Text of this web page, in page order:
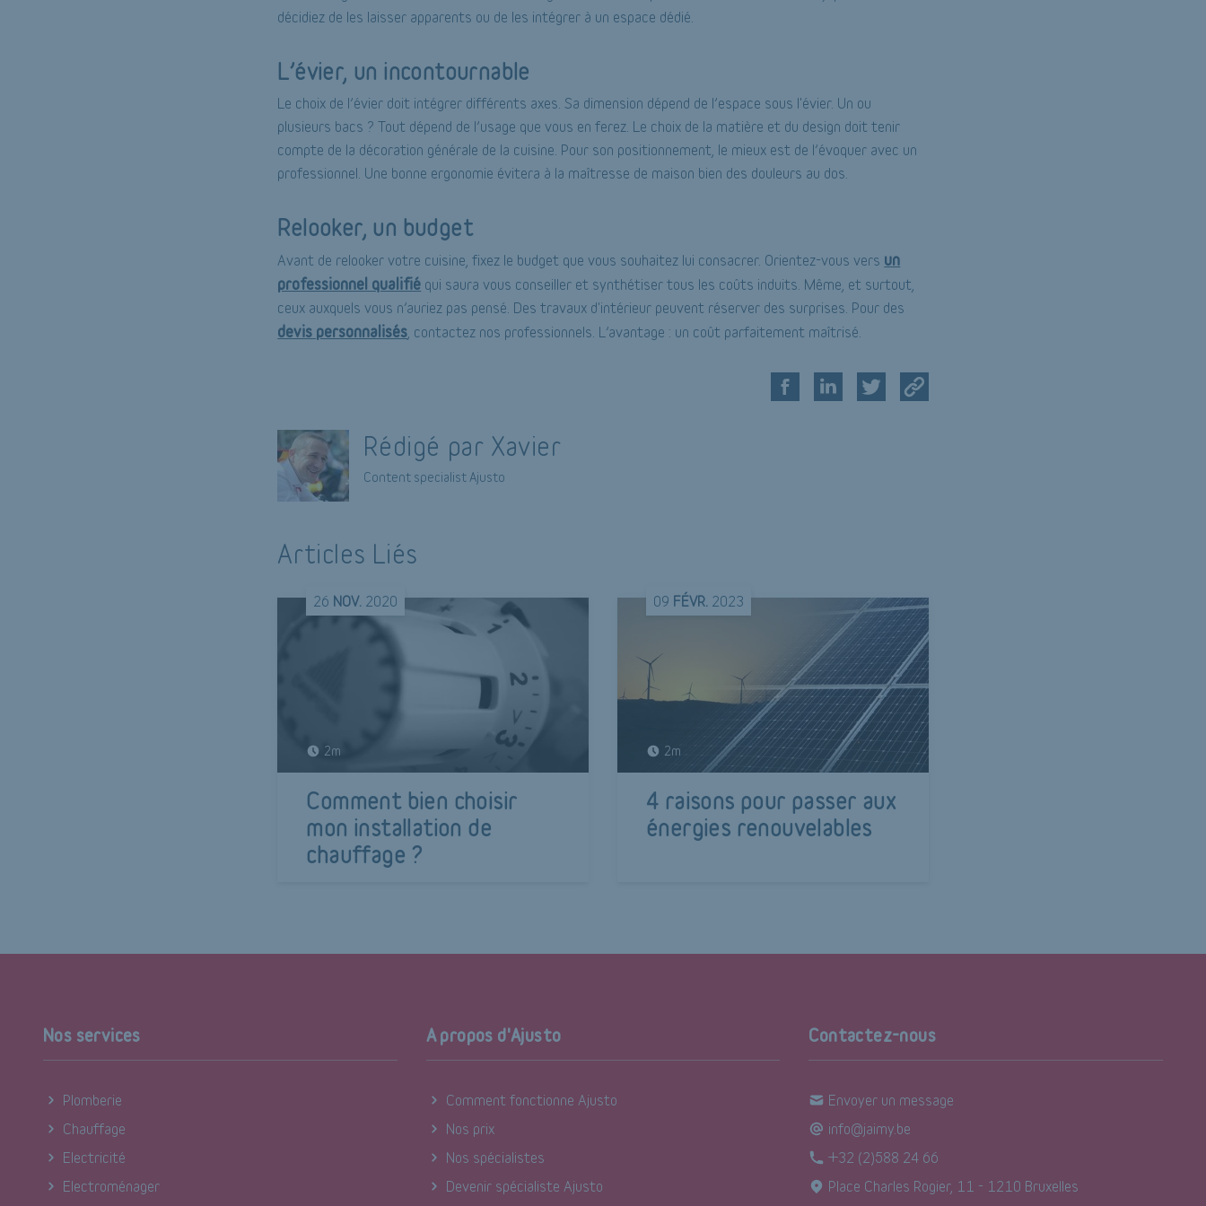
décidiez de les laisser apparents ou de les intégrer à un espace dédié.
L’évier, un incontournable
Le choix de l’évier doit intégrer différents axes. Sa dimension dépend de l’espace sous l'évier. Un ou
plusieurs bacs ? Tout dépend de l’usage que vous en ferez. Le choix de la matière et du design doit tenir
compte de la décoration générale de la cuisine. Pour son positionnement, le mieux est de l’évoquer avec un
professionnel. Une bonne ergonomie évitera à la maîtresse de maison bien des douleurs au dos.
Relooker, un budget
Avant de relooker votre cuisine, fixez le budget que vous souhaitez lui consacrer. Orientez-vous vers un
professionnel qualifié qui saura vous conseiller et synthétiser tous les coûts induits. Même, et surtout,
ceux auxquels vous n’auriez pas pensé. Des travaux d'intérieur peuvent réserver des surprises. Pour des
devis personnalisés , contactez nos professionnels. L’avantage : un coût parfaitement maîtrisé.
Rédigé par Xavier
Content specialist Ajusto
Articles Liés
26 NOV. 2020
2m
Comment bien choisir
mon installation de
chauffage ?
09 FÉVR. 2023
2m
4 raisons pour passer aux
énergies renouvelables
Nos services
Plomberie
Chauffage
Electricité
Electroménager
A propos d'Ajusto
Comment fonctionne Ajusto
Nos prix
Nos spécialistes
Devenir spécialiste Ajusto
Contactez-nous
Envoyer un message
info@jaimy.be
+32 (2)588 24 66
Place Charles Rogier, 11 - 1210 Bruxelles